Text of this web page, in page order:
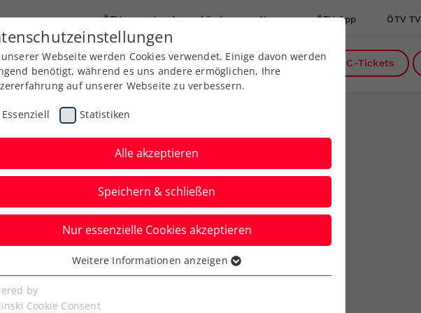
ÖTV Landesverbände News ÖTV App ÖTV TV
Ausbildung Services Über uns DC-Tickets
ÖTV-Damen
Dänemark
Webseite werden Cookies verwendet. Einige davon werden
benötigt, während es uns andere ermöglichen, Ihre
auf unserer Webseite zu verbessern.
Essenziell Statistiken
Alle akzeptieren
Speichern & schließen
Nur essenzielle Cookies akzeptieren
Cookies werden für grundlegende Funktionen der
benötigt. Dadurch ist gewährleistet, dass die Webseite
Weitere Informationen anzeigen
by
Cookie Consent